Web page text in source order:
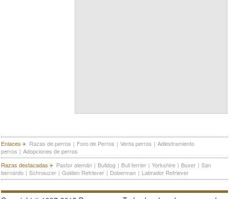
Enlaces Razas de perros | Foro de Perros | Venta perros | Adiestramiento
perros | Adopciones de perros
Razas destacadas
Pastor alemán | Bulldog | Bull terrier | Yorkshire | Boxer | San
bernardo | Schnauzer | Golden Retriever | Doberman | Labrador Retriever